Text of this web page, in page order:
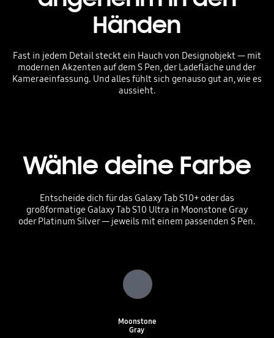
Händen
Fast in jedem Detail steckt ein Hauch von Designobjekt — mit
modernen Akzenten auf dem S Pen, der Ladefläche und der
Kameraeinfassung. Und alles fühlt sich genauso gut an, wie es
aussieht.
Wähle deine Farbe
Entscheide dich für das Galaxy Tab S10+ oder das
großformatige Galaxy Tab S10 Ultra in Moonstone Gray
oder Platinum Silver — jeweils mit einem passenden S Pen.
Moonstone
Gray